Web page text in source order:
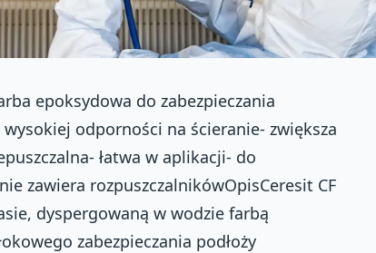
epoksydowa do zabezpieczania
odporności na ścieranie- zwiększa
łatwa w aplikacji- do
zawiera rozpuszczalnikówOpisCeresit CF
dyspergowaną w wodzie farbą
zabezpieczania podłoży